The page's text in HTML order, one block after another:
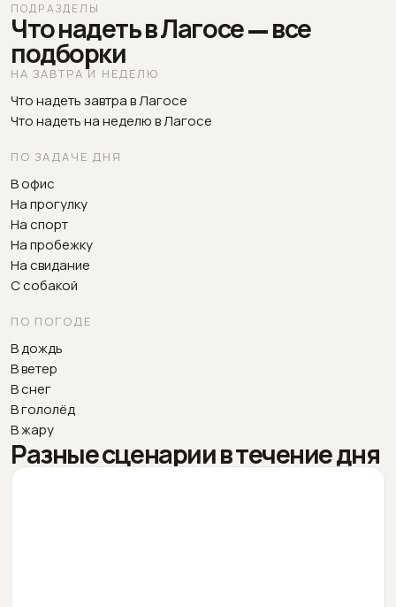
ПОДРАЗДЕЛЫ
Что надеть в Лагосе — все
подборки
НА ЗАВТРА И НЕДЕЛЮ
Что надеть завтра в Лагосе
Что надеть на неделю в Лагосе
ПО ЗАДАЧЕ ДНЯ
В офис
На прогулку
На спорт
На пробежку
На свидание
С собакой
ПО ПОГОДЕ
В дождь
В ветер
В снег
В гололёд
В жару
Разные сценарии в течение дня